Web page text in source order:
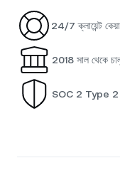
24/7 ক্লায়েন্ট
2018 সাল থেকে
SOC 2 Type 2